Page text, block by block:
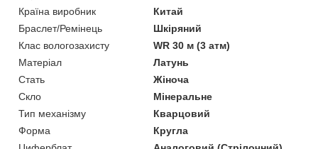
Країна виробник
Китай
Браслет/Ремінець
Шкіряний
Клас вологозахисту
WR 30 м (3 атм)
Матеріал
Латунь
Стать
Жіноча
Скло
Мінеральне
Тип механізму
Кварцовий
Форма
Кругла